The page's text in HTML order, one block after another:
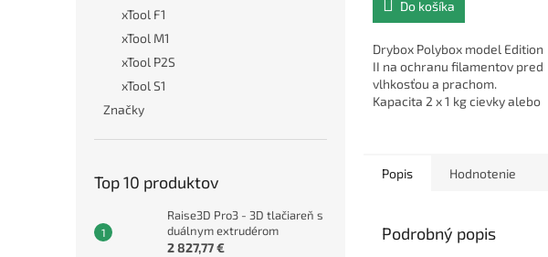
xTool F1
xTool M1
xTool P2S
xTool S1
Značky
Top 10 produktov
Raise3D Pro3 - 3D tlačiareň s
duálnym extrudérom
2 827,77 €
Do košíka
Drybox Polybox model Edition
II na ochranu filamentov pred
vlhkosťou a prachom.
Kapacita 2 x 1 kg cievky alebo
Popis Hodnotenie
Podrobný popis